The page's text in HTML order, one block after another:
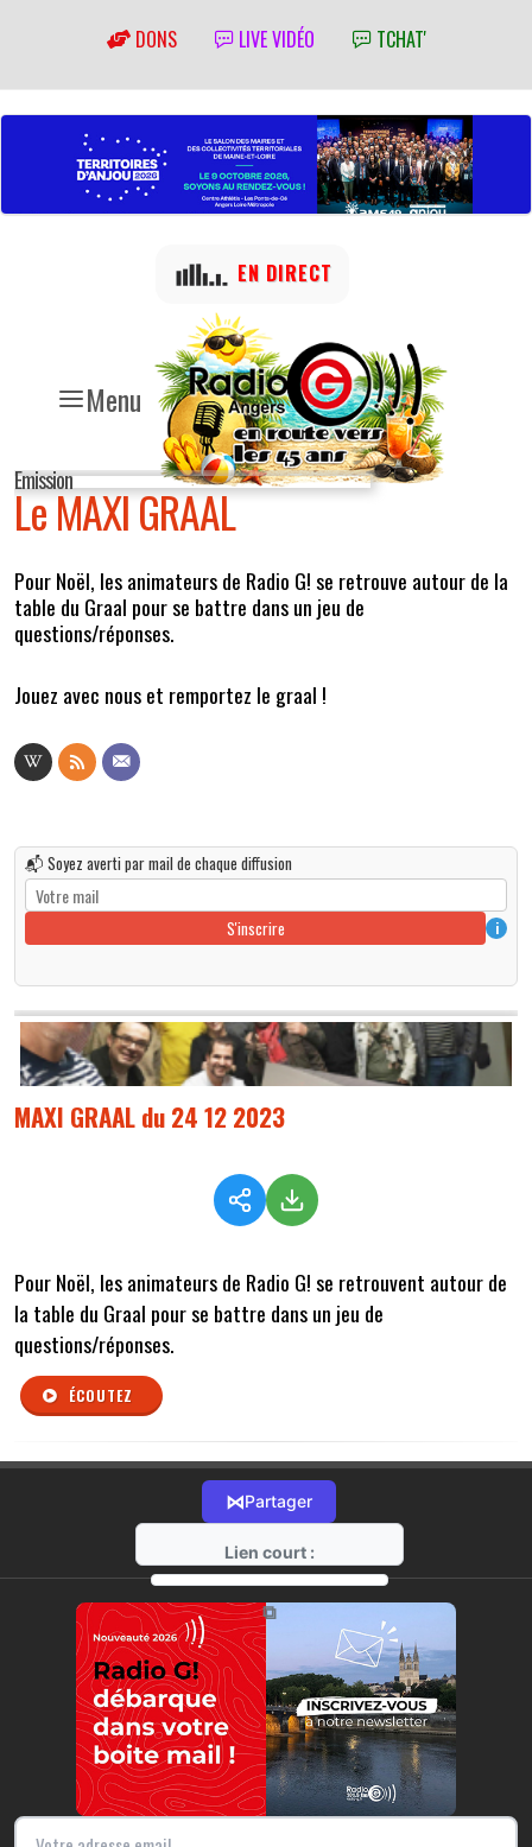
DONS LIVE VIDÉO TCHAT'
Menu
EN DIRECT
Emission
Le MAXI GRAAL
Pour Noël, les animateurs de Radio G! se retrouve autour de la
table du Graal pour se battre dans un jeu de
questions/réponses.
Jouez avec nous et remportez le graal !
📬 Soyez averti par mail de chaque diffusion
S'inscrire i
MAXI GRAAL du 24 12 2023
Pour Noël, les animateurs de Radio G! se retrouvent autour de
la table du Graal pour se battre dans un jeu de
questions/réponses.
ÉCOUTEZ
⋈Partager
Lien court :
https://radio-g.fr?r373
⧉